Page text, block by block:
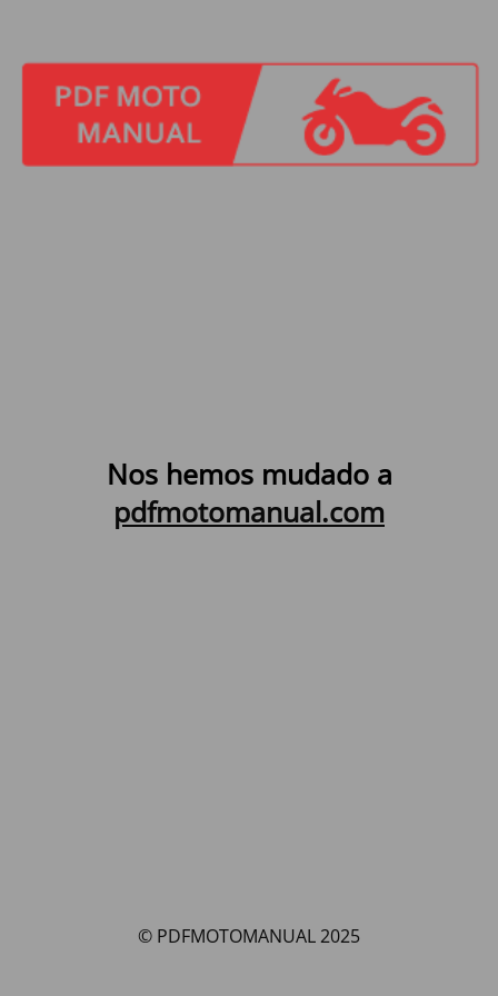
Nos hemos mudado a
pdfmotomanual.com
© PDFMOTOMANUAL 2025